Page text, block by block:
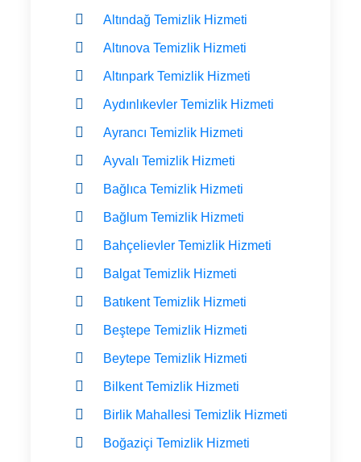
Altındağ Temizlik Hizmeti
Altınova Temizlik Hizmeti
Altınpark Temizlik Hizmeti
Aydınlıkevler Temizlik Hizmeti
Ayrancı Temizlik Hizmeti
Ayvalı Temizlik Hizmeti
Bağlıca Temizlik Hizmeti
Bağlum Temizlik Hizmeti
Bahçelievler Temizlik Hizmeti
Balgat Temizlik Hizmeti
Batıkent Temizlik Hizmeti
Beştepe Temizlik Hizmeti
Beytepe Temizlik Hizmeti
Bilkent Temizlik Hizmeti
Birlik Mahallesi Temizlik Hizmeti
Boğaziçi Temizlik Hizmeti